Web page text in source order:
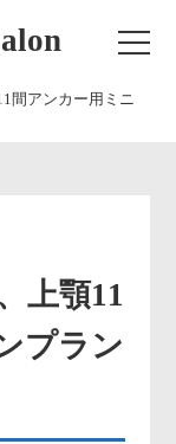
間アンカー用ミニ
上顎11
プラン